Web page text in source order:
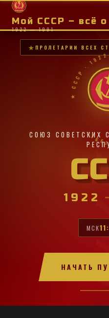
Мой СССР – всё
1922 — 1991
ПРОЛЕТАРИИ ВСЕХ
★ СССР ·
СОЮЗ СОВЕТСКИХ
1922
МСК
НАЧАТЬ